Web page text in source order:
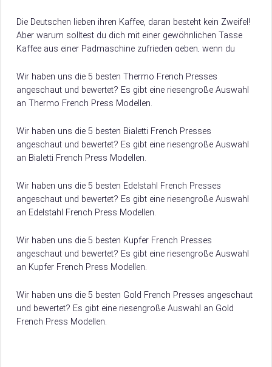
wir dir hier, worauf es beim Kauf von French Press
Kaffeemühle ankommt.
Die Deutschen lieben ihren Kaffee, daran besteht kein Zweifel!
Aber warum solltest du dich mit einer gewöhnlichen Tasse
Kaffee aus einer Padmaschine zufrieden geben, wenn du
Wir haben uns die 5 besten Thermo French Presses
angeschaut und bewertet? Es gibt eine riesengroße Auswahl
an Thermo French Press Modellen.
wir dir hier, worauf es beim Kauf von Thermo French Press
ankommt.
Wir haben uns die 5 besten Bialetti French Presses
angeschaut und bewertet? Es gibt eine riesengroße Auswahl
an Bialetti French Press Modellen.
wir dir hier, worauf es beim Kauf von Bialetti French Press
ankommt.
Wir haben uns die 5 besten Edelstahl French Presses
angeschaut und bewertet? Es gibt eine riesengroße Auswahl
an Edelstahl French Press Modellen.
wir dir hier, worauf es beim Kauf von Edelstahl French Press
ankommt.
Wir haben uns die 5 besten Kupfer French Presses
angeschaut und bewertet? Es gibt eine riesengroße Auswahl
an Kupfer French Press Modellen.
wir dir hier, worauf es beim Kauf von Kupfer French Press
ankommt.
Wir haben uns die 5 besten Gold French Presses angeschaut
und bewertet? Es gibt eine riesengroße Auswahl an Gold
French Press Modellen.